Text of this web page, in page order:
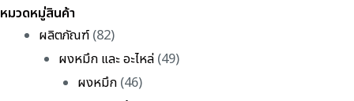
หมวดหมู่สินค้า
ผลิตภัณฑ์ (82)
ผงหมึก และ อะไหล่(49)
ผงหมึก (46)